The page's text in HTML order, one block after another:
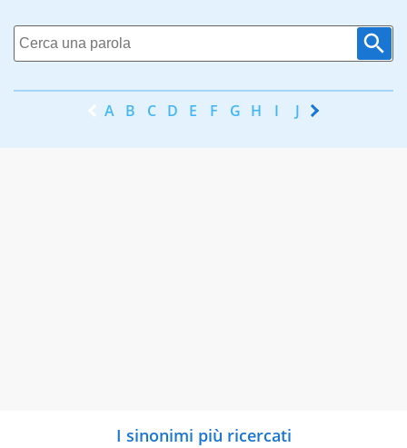
A B C D E F G H I J K
I sinonimi più ricercati